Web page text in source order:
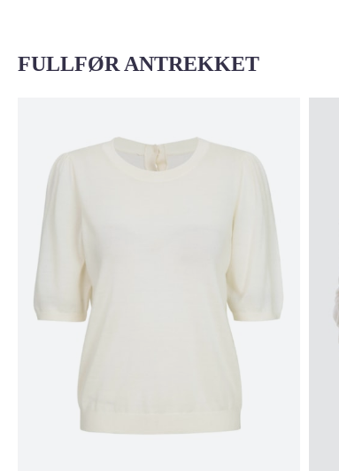
FULLFØR ANTREKKET